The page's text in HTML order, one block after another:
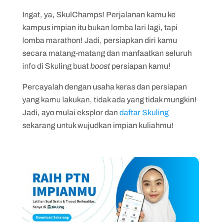
Ingat, ya, SkulChamps! Perjalanan kamu ke
kampus impian itu bukan lomba lari lagi, tapi
lomba marathon! Jadi, persiapkan diri kamu
secara matang-matang dan manfaatkan seluruh
info di Skuling buatboostpersiapan kamu!
Percayalah dengan usaha keras dan persiapan
yang kamu lakukan, tidak ada yang tidak mungkin!
Jadi, ayo mulai eksplor dandaftar Skuling
sekarang untuk wujudkan impian kuliahmu!